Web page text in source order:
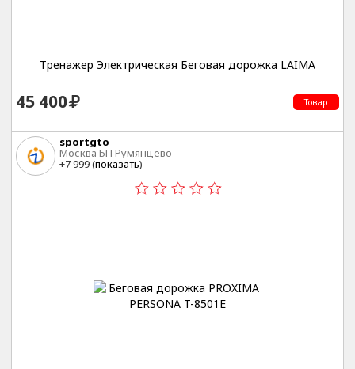
Тренажер Электрическая Беговая дорожка LAIMA
45 400 Товар
sportgto
Москва БП Румянцево
+7 999 (показать)